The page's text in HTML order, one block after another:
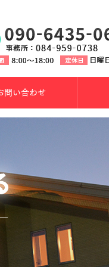
問い合わせ